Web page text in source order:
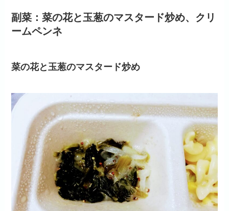
副菜：菜の花と玉葱のマスタード炒め、クリ
ームペンネ
菜の花と玉葱のマスタード炒め